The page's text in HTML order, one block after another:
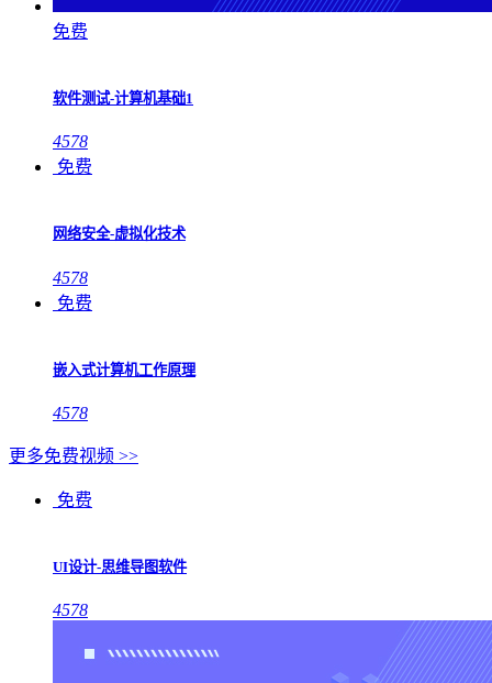
免费
软件测试-计算机基础1
4578
免费
网络安全-虚拟化技术
4578
免费
嵌入式计算机工作原理
4578
更多免费视频 >>
免费
UI设计-思维导图软件
4578